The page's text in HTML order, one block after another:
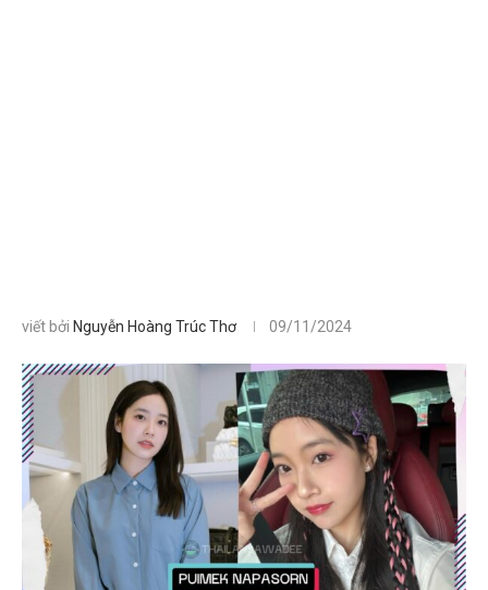
viết bởi Nguyễn Hoàng Trúc Thơ 09/11/2024